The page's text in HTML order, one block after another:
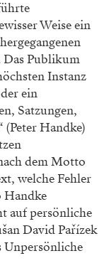
Weise ein
Publikum
Instanz
ein
Satzungen,
Handke)
dem Motto
welche Fehler
Handke
auf persönliche
David Pařízek
Unpersönliche